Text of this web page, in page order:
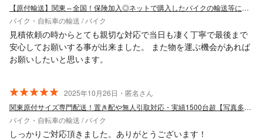
【原付輸送】関東⇔全国！保険加入◎ネットで購入したバイクの輸送等に！セニアカーも
バイク・自転車の輸送 / バイク
見積依頼の時からとても親切な対応で当日も凄く丁寧で最後まで
安心してお願いする事が出来ました。 また物を運ぶ機会があれば
お願いしたいと思います。
2025年10月26日・匿名さん
関東原付サイズ専門配送！置き配や無人引取対応・実績1500台超【写真多数】
バイク・自転車の輸送 / バイク
しっかりご対応頂きました。ありがとうございます！